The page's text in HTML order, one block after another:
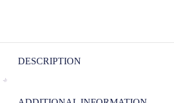
DESCRIPTION